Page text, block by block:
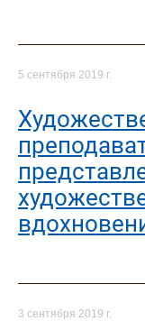
5 сентября 2019 г.
3 сентября 2019 г.